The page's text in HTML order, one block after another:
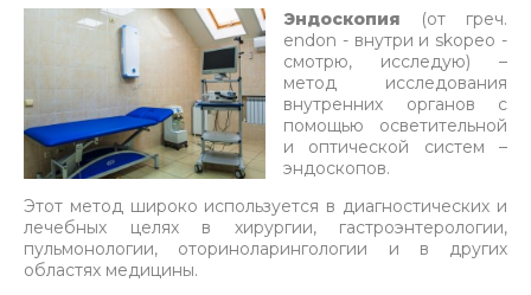
Эндоскопия (от греч.
endon - внутри и skopeo -
смотрю, исследую) –
метод исследования
внутренних органов с
помощью осветительной
и оптической систем –
эндоскопов.
Этот метод широко используется в диагностических и
лечебных целях в хирургии, гастроэнтерологии,
пульмонологии, оториноларингологии и в других
областях медицины.